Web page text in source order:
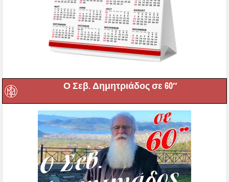
Ο Σεβ. Δημητριάδος σε 60″